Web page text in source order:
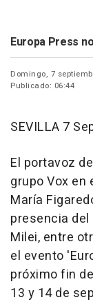
Europa Press
Domingo, 7
Publicado: 06:44
SEVILLA 7
El portavoz
grupo Vox en
María
presencia
Milei, entre
el evento
próximo fin
13 y 14 de